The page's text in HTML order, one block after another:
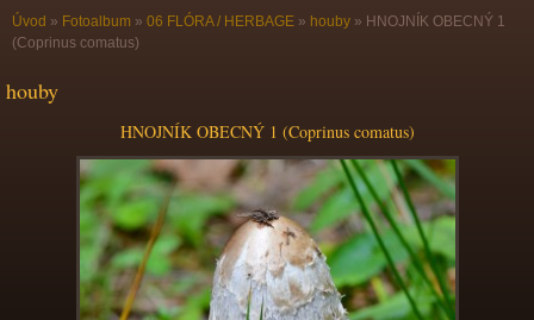
Úvod » Fotoalbum » 06 FLÓRA / HERBAGE » houby » HNOJNÍK OBECNÝ 1
(Coprinus comatus)
houby
HNOJNÍK OBECNÝ 1 (Coprinus comatus)